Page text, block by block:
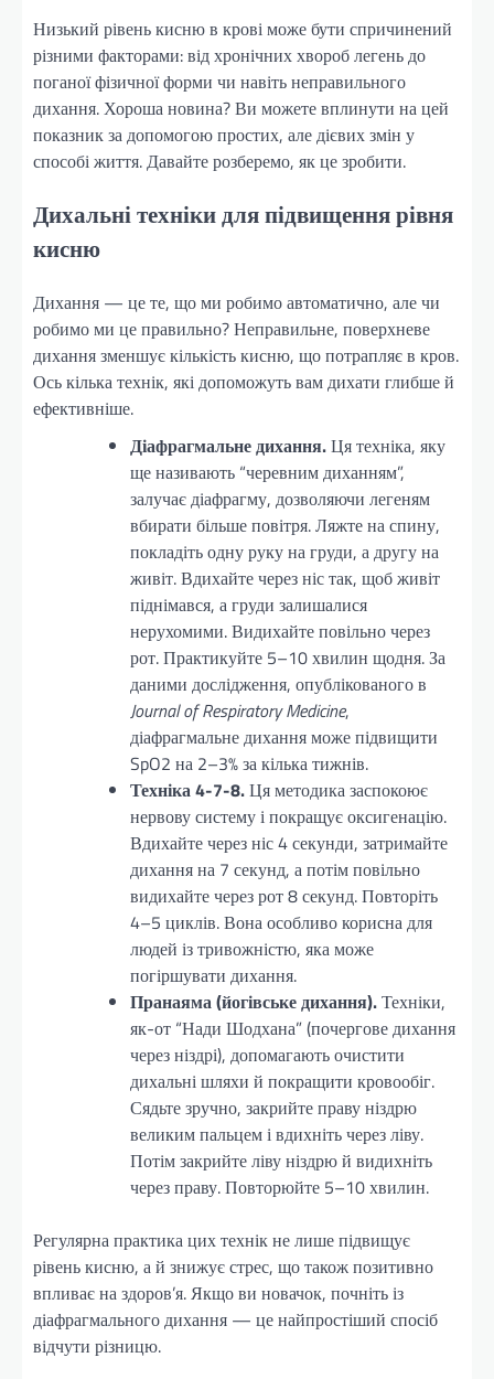
Низький рівень кисню в крові може бути спричинений
різними факторами: від хронічних хвороб легень до
поганої фізичної форми чи навіть неправильного
дихання. Хороша новина? Ви можете вплинути на цей
показник за допомогою простих, але дієвих змін у
способі життя. Давайте розберемо, як це зробити.
Дихальні техніки для підвищення рівня
кисню
Дихання — це те, що ми робимо автоматично, але чи
робимо ми це правильно? Неправильне, поверхневе
дихання зменшує кількість кисню, що потрапляє в кров.
Ось кілька технік, які допоможуть вам дихати глибше й
ефективніше.
Діафрагмальне дихання.Ця техніка, яку
ще називають “черевним диханням”,
залучає діафрагму, дозволяючи легеням
вбирати більше повітря. Ляжте на спину,
покладіть одну руку на груди, а другу на
живіт. Вдихайте через ніс так, щоб живіт
піднімався, а груди залишалися
нерухомими. Видихайте повільно через
рот. Практикуйте 5–10 хвилин щодня. За
даними дослідження, опублікованого в
Journal of Respiratory Medicine,
діафрагмальне дихання може підвищити
SpO2 на 2–3% за кілька тижнів.
Техніка 4-7-8.Ця методика заспокоює
нервову систему і покращує оксигенацію.
Вдихайте через ніс 4 секунди, затримайте
дихання на 7 секунд, а потім повільно
видихайте через рот 8 секунд. Повторіть
4–5 циклів. Вона особливо корисна для
людей із тривожністю, яка може
погіршувати дихання.
Пранаяма (йогівське дихання).Техніки,
як-от “Нади Шодхана” (почергове дихання
через ніздрі), допомагають очистити
дихальні шляхи й покращити кровообіг.
Сядьте зручно, закрийте праву ніздрю
великим пальцем і вдихніть через ліву.
Потім закрийте ліву ніздрю й видихніть
через праву. Повторюйте 5–10 хвилин.
Регулярна практика цих технік не лише підвищує
рівень кисню, а й знижує стрес, що також позитивно
впливає на здоров’я. Якщо ви новачок, почніть із
діафрагмального дихання — це найпростіший спосіб
відчути різницю.